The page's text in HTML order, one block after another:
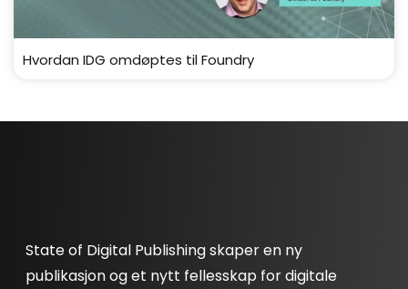
Hvordan IDG omdøptes til Foundry
State of Digital Publishing skaper en ny
publikasjon og et nytt fellesskap for digitale